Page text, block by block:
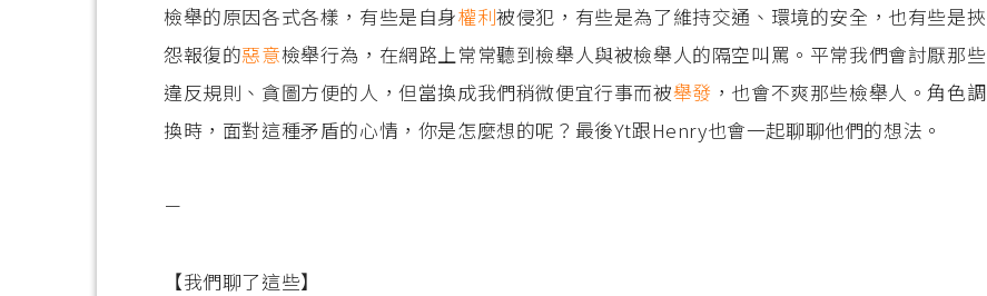
檢舉的原因各式各樣，有些是自身權利被侵犯，有些是為了維持交通、環境的安全，也有些是挾
怨報復的惡意檢舉行為，在網路上常常聽到檢舉人與被檢舉人的隔空叫罵。平常我們會討厭那些
違反規則、貪圖方便的人，但當換成我們稍微便宜行事而被舉發 ，也會不爽那些檢舉人。角色調
換時，面對這種矛盾的心情，你是怎麼想的呢？最後Yt跟Henry也會一起聊聊他們的想法。
－
【我們聊了這些】